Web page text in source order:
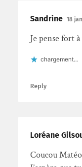
Sandrine 18
Je pense fort
chargement…
Reply
Loréane
Coucou